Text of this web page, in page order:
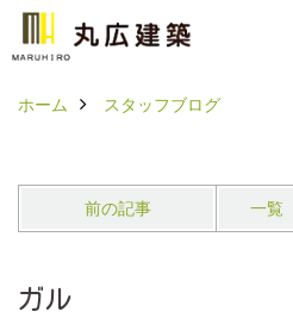
ホーム スタッフブログ
前の記事 一覧
ガル